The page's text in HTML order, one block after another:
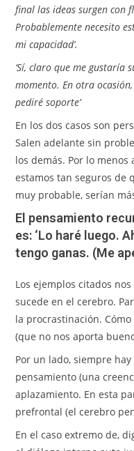
final las ideas surgen con
Probablemente necesito
mi capacidad’.
‘Sí, claro que me gustaría
momento. En otra
pediré soporte’
En los dos casos son
Salen adelante sin
los demás. Por lo
estamos tan seguros de
muy probable, serían
El pensamiento
es: ‘Lo haré luego.
tengo ganas. (Me
Los ejemplos citados
sucede en el cerebro.
la procrastinación.
(que no nos aporta
Por un lado, siempre
pensamiento (una
aplazamiento. En esta
prefrontal (el cerebro
En el caso extremo de,